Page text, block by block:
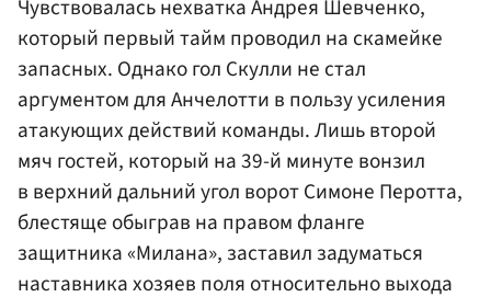
Чувствовалась нехватка Андрея Шевченко,
который первый тайм проводил на скамейке
запасных. Однако гол Скулли не стал
аргументом для Анчелотти в пользу усиления
атакующих действий команды. Лишь второй
мяч гостей, который на 39-й минуте вонзил
в верхний дальний угол ворот Симоне Перотта,
блестяще обыграв на правом фланге
защитника «Милана», заставил задуматься
наставника хозяев поля относительно выхода